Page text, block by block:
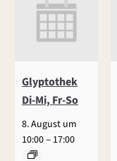
Glyptothek
Di-Mi, Fr-So
8. August um
10:00– 17:00